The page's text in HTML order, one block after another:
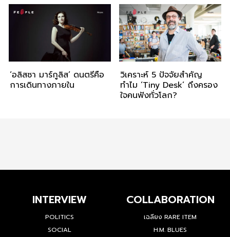
‘อลิสซา มาร์กูลิส’ ดนตรีคือ
การเดินทางภายใน
วิเคราะห์ 5 ปัจจัยสำคัญ
ทำไม ‘Tiny Desk’ ถึงครอง
ใจคนฟังทั่วโลก?
INTERVIEW
POLITICS
SOCIAL
COLLABORATION
เฉลียง RARE ITEM
H.M. BLUES